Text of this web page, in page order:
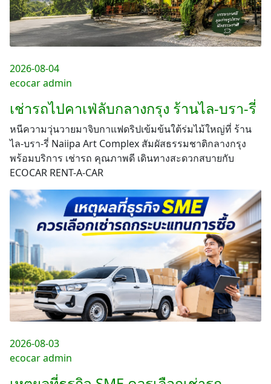
2026-08-04
ecocar admin
เช่ารถไปคาเฟ่ลับกลางกรุง ร้านไล-บรา-รี่
หนีความวุ่นวายมาจิบกาแฟดริปเข้มข้นใต้ร่มไม้ใหญ่ที่ ร้าน
ไล-บรา-รี่ Naiipa Art Complex สัมผัสธรรมชาติกลางกรุง
พร้อมบริการ เช่ารถ คุณภาพดี เดินทางสะดวกสบายกับ
ECOCAR RENT-A-CAR
2026-08-03
ecocar admin